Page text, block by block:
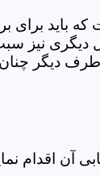
برای
دیگری
طرف دیگر
اقدام